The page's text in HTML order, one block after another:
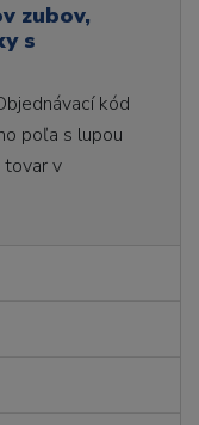
zubov,
s
kód
poľa s lupou
tovar v